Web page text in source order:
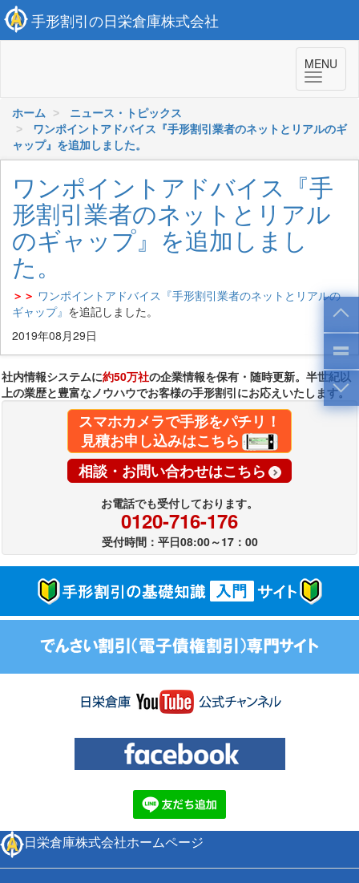
手形割引の日栄倉庫株式会社
MENU
ホーム
ニュース・トピックス
ワンポイントアドバイス『手形割引業者のネットとリアルのギ
ャップ』を追加しました。
ワンポイントアドバイス『手
形割引業者のネットとリアル
のギャップ』を追加しまし
た。
＞＞ ワンポイントアドバイス『手形割引業者のネットとリアルの
ギャップ』 を追記しました。
2019年08月29日
社内情報システムに約50万社の企業情報を保有・随時更新。半世紀以
上の業歴と豊富なノウハウでお客様の手形割引にお応えいたします。
スマホカメラで手形をパチリ！
見積お申し込みはこちら
相談・お問い合わせはこちら
お電話でも受付しております。
0120-716-176
受付時間：平日08:00～17：00
日栄倉庫株式会社ホームページ